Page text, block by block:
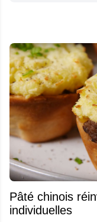
Pâté chinois
individuelles